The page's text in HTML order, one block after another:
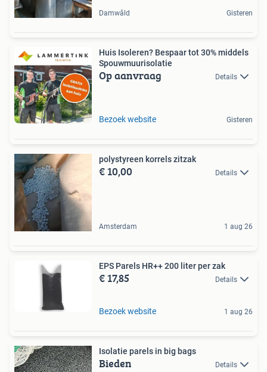
Damwâld Gisteren
Huis Isoleren? Bespaar tot 30% middels
Spouwmuurisolatie
Op aanvraag Details
Bezoek website Gisteren
polystyreen korrels zitzak
€ 10,00 Details
Amsterdam 1 aug 26
EPS Parels HR++ 200 liter per zak
€ 17,85 Details
Bezoek website 1 aug 26
Isolatie parels in big bags
Bieden Details